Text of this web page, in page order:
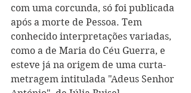
com uma corcunda, só foi publicada
após a morte de Pessoa. Tem
conhecido interpretações variadas,
como a de Maria do Céu Guerra, e
esteve já na origem de uma curta-
metragem intitulada "Adeus Senhor